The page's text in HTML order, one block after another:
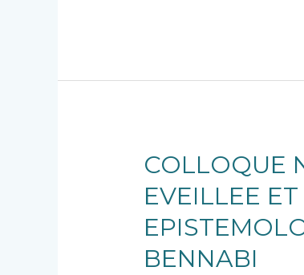
et
(ESTMRE’2026)
COLLOQUE
EVEILLEE
BENNABI
COLLOQUE
NATIONAL
:L’EMIR
EVEILLEE
ET